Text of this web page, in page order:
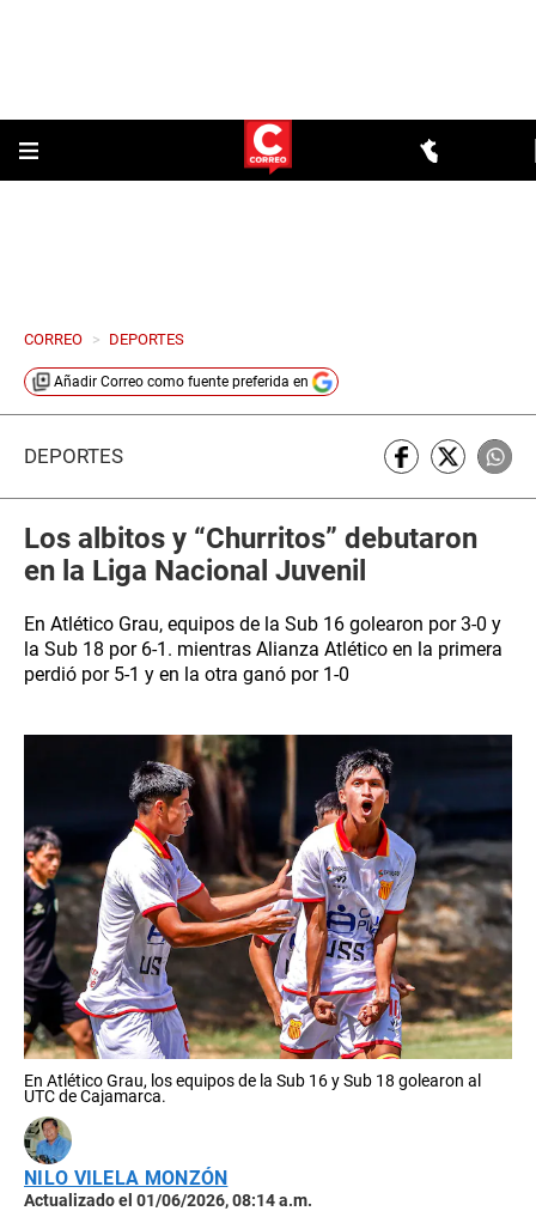
CORREO > DEPORTES
Añadir Correo como fuente preferida en
DEPORTES
Los albitos y “Churritos” debutaron
en la Liga Nacional Juvenil
En Atlético Grau, equipos de la Sub 16 golearon por 3-0 y
la Sub 18 por 6-1. mientras Alianza Atlético en la primera
perdió por 5-1 y en la otra ganó por 1-0
En Atlético Grau, los equipos de la Sub 16 y Sub 18 golearon al
UTC de Cajamarca.
NILO VILELA MONZÓN
Actualizado el 01/06/2026, 08:14 a.m.